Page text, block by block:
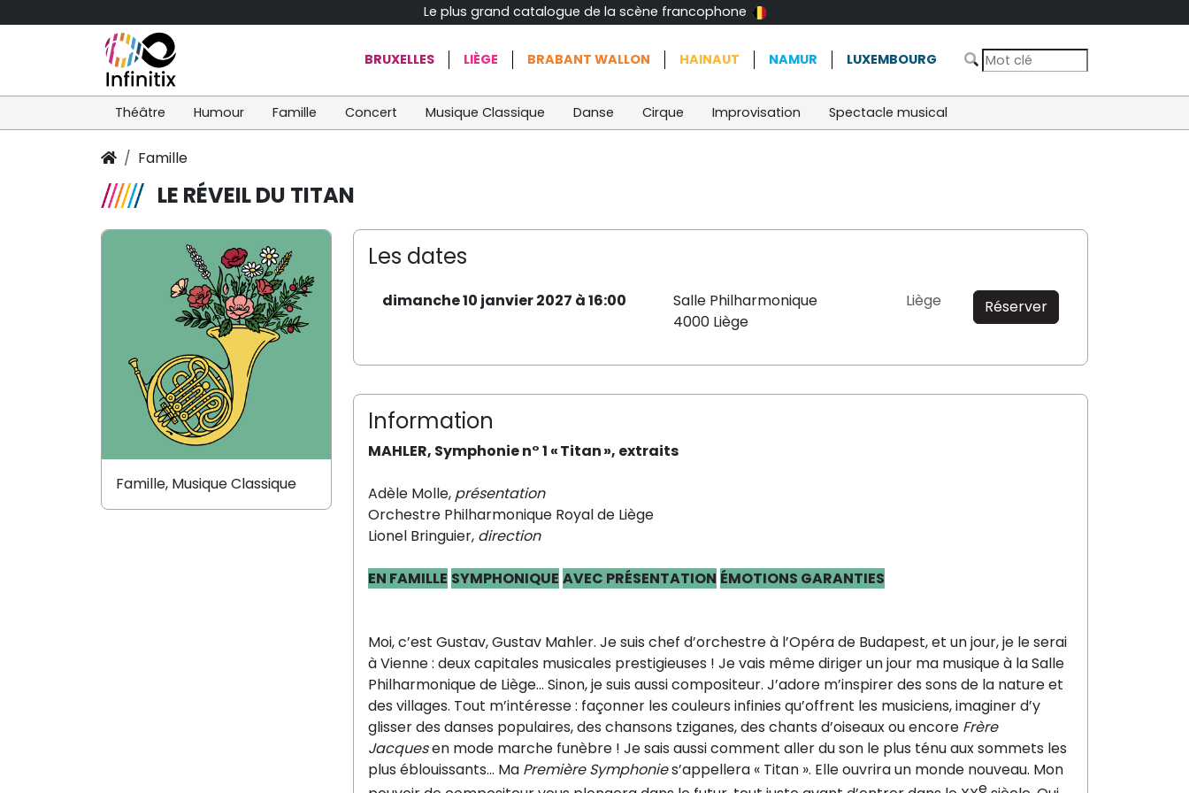
Le plus grand catalogue de la scène francophone
BRUXELLES LIÈGE BRABANT WALLON HAINAUT NAMUR LUXEMBOURG
Théâtre Humour Famille Concert Musique Classique Danse Cirque Improvisation Spectacle musical
Famille
LE RÉVEIL DU TITAN
Les dates
dimanche 10 janvier 2027 à 16:00
Salle Philharmonique
4000 Liège
Liège Réserver
Information
MAHLER, Symphonie n° 1 « Titan », extraits
Adèle Molle, présentation
Orchestre Philharmonique Royal de Liège
Lionel Bringuier, direction
EN FAMILLE SYMPHONIQUE AVEC PRÉSENTATION ÉMOTIONS GARANTIES
Moi,c’est Gustav, Gustav Mahler. Je suis chef d’orchestre à l’Opéra de Budapest, et un jour,je le serai
à Vienne : deux capitales musicales prestigieuses ! Je vais même diriger un jour ma musique à la Salle
Philharmoniquede Liège… Sinon, je suis aussi compositeur. J’adore m’inspirer des sons de la natureet
des villages. Tout m’intéresse : façonner les couleurs infinies qu’offrent les musiciens,imaginer d’y
glisser des danses populaires,des chansons tziganes, des chants d’oiseauxou encore Frère
Jacquesen mode marche funèbre ! Je sais aussi comment aller du son le plus ténu aux sommets les
plus éblouissants… Ma Première Symphonies’appellera « Titan ». Elle ouvrira un monde nouveau. Mon
e
Famille, Musique Classique